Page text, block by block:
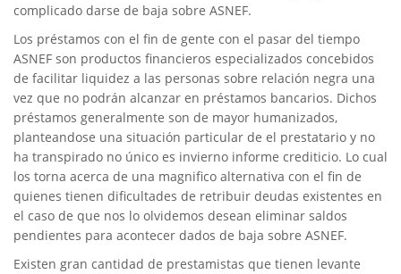
complicado darse de baja sobre ASNEF.
Los préstamos con el fin de gente con el pasar del tiempo
ASNEF son productos financieros especializados concebidos
de facilitar liquidez a las personas sobre relación negra una
vez que no podrán alcanzar en préstamos bancarios. Dichos
préstamos generalmente son de mayor humanizados,
planteandose una situación particular de el prestatario y no
ha transpirado no único es invierno informe crediticio. Lo cual
los torna acerca de una magnifico alternativa con el fin de
quienes tienen dificultades de retribuir deudas existentes en
el caso de que nos lo olvidemos desean eliminar saldos
pendientes para acontecer dados de baja sobre ASNEF.
Existen gran cantidad de prestamistas que tienen levante